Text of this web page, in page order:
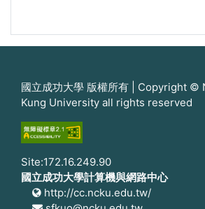
國立成功大學 版權所有 | Copyright ©
Kung University all rights reserved
Site:172.16.249.90
國立成功大學計算機與網路中心
http://cc.ncku.edu.tw/